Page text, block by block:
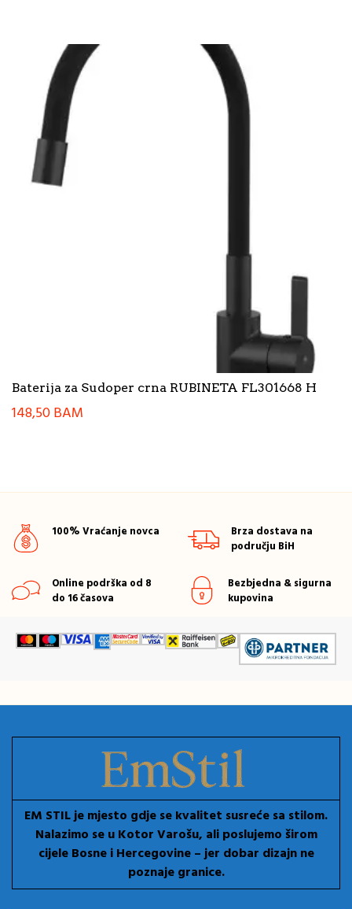
Baterija za Sudoper crna RUBINETA FL301668 H
148,50BAM
100% Vraćanje novca
Brza dostava na
području BiH
Online podrška od 8
do 16 časova
Bezbjedna & sigurna
kupovina
EM STIL je mjesto gdje se kvalitet susreće sa stilom.
Nalazimo se u Kotor Varošu, ali poslujemo širom
cijele Bosne i Hercegovine – jer dobar dizajn ne
poznaje granice.